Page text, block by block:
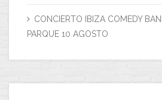
CONCIERTO IBIZA COMEDY
PARQUE 10 AGOSTO